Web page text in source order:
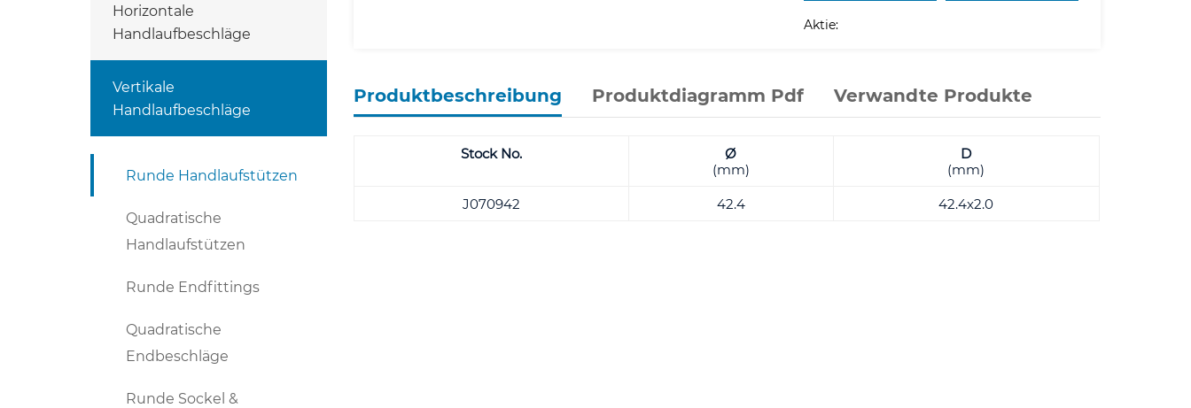
Horizontale
Handlaufbeschläge
Vertikale
Handlaufbeschläge
Runde Handlaufstützen
Quadratische
Handlaufstützen
Runde Endfittings
Quadratische
Endbeschläge
Runde Sockel &
Aktie:
Produktbeschreibung Produktdiagramm Pdf Verwandte Produkte
Stock No.
Ø
(mm)
D
(mm)
J070942
42.4 42.4x2.0